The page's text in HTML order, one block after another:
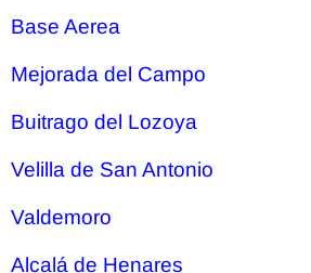
Base Aerea
Mejorada del Campo
Buitrago del Lozoya
Velilla de San Antonio
Valdemoro
Alcalá de Henares